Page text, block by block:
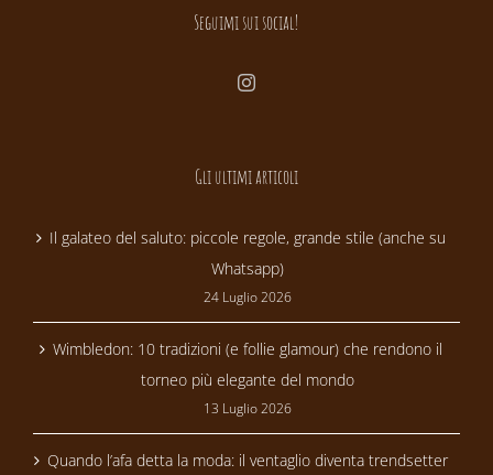
Seguimi sui social!
Gli ultimi articoli
Il galateo del saluto: piccole regole, grande stile (anche su
Whatsapp)
24 Luglio 2026
Wimbledon: 10 tradizioni (e follie glamour) che rendono il
torneo più elegante del mondo
13 Luglio 2026
Quando l’afa detta la moda: il ventaglio diventa trendsetter